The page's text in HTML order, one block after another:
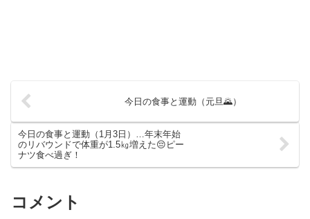
今日の食事と運動（元旦🌄）
今日の食事と運動（1月3日）…年末年始
のリバウンドで体重が1.5㎏増えた😔ピー
ナツ食べ過ぎ！
コメント